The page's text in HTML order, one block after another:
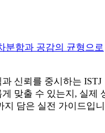
분함과 공감의 균형으로
신뢰를 중시하는 ISTJ
맞출 수 있는지, 실제
담은 실전 가이드입니